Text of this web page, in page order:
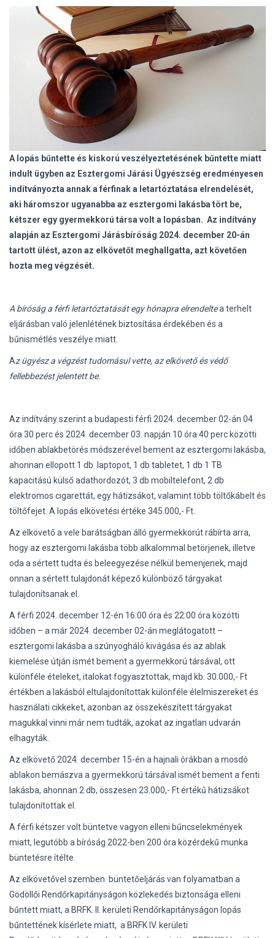
A lopás bűntette és kiskorú veszélyeztetésének bűntette miatt
indult ügyben az Esztergomi Járási Ügyészség eredményesen
indítványozta annak a férfinak a letartóztatása elrendelését,
aki háromszor ugyanabba az esztergomi lakásba tört be,
kétszer egy gyermekkorú társa volt a lopásban. Az indítvány
alapján az Esztergomi Járásbíróság 2024. december 20-án
tartott ülést, azon az elkövetőt meghallgatta, azt követően
hozta meg végzését.
A bíróság a férfi letartóztatását egy hónapra elrendeltea terhelt
eljárásban való jelenlétének biztosítása érdekében és a
bűnismétlés veszélye miatt.
Az ügyész a végzést tudomásul vette, az elkövető és védő
fellebbezést jelentett be.
Az indítvány szerint a budapesti férfi 2024. december 02-án 04
óra 30 perc és 2024. december 03. napján 10 óra 40 perc közötti
időben ablakbetörés módszerével bement az esztergomi lakásba,
ahonnan ellopott 1 db laptopot, 1 db tabletet, 1 db 1 TB
kapacitású külső adathordozót, 3 db mobiltelefont, 2 db
elektromos cigarettát, egy hátizsákot, valamint több töltőkábelt és
töltőfejet. A lopás elkövetési értéke 345.000,- Ft.
Az elkövető a vele barátságban álló gyermekkorút rábírta arra,
hogy az esztergomi lakásba több alkalommal betörjenek, illetve
oda a sértett tudta és beleegyezése nélkül bemenjenek, majd
onnan a sértett tulajdonát képező különböző tárgyakat
tulajdonítsanak el.
A férfi 2024. december 12-én 16:00 óra és 22:00 óra közötti
időben – a már 2024. december 02-án meglátogatott –
esztergomi lakásba a szúnyogháló kivágása és az ablak
kiemelése útján ismét bement a gyermekkorú társával, ott
különféle ételeket, italokat fogyasztottak, majd kb. 30.000,- Ft
értékben a lakásból eltulajdonítottak különféle élelmiszereket és
használati cikkeket, azonban az összekészített tárgyakat
magukkal vinni már nem tudták, azokat az ingatlan udvarán
elhagyták.
Az elkövető 2024. december 15-én a hajnali órákban a mosdó
ablakon bemászva a gyermekkorú társával ismét bement a fenti
lakásba, ahonnan 2 db, összesen 23.000,- Ft értékű hátizsákot
tulajdonítottak el.
A férfi kétszer volt büntetve vagyon elleni bűncselekmények
miatt, legutóbb a bíróság 2022-ben 200 óra közérdekű munka
büntetésre ítélte.
Az elkövetővel szemben büntetőeljárás van folyamatban a
Gödöllői Rendőrkapitányságon közlekedés biztonsága elleni
bűntett miatt, a BRFK. II. kerületi Rendőrkapitányságon lopás
bűntettének kísérlete miatt, a BRFK IV. kerületi